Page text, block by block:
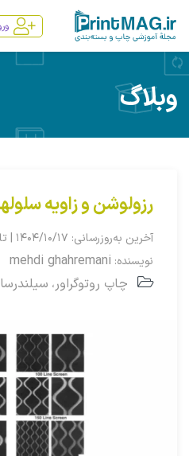
وبلاگ
رزولوشن و زاویه
آخرین به‌روزرسانی: ۱۴۰۴/۱۰/۱۷ | تاریخ انتشار: ۱۴۰۱/۰۳/۱۵
نویسنده: mehdi ghahremani
چاپ روتوگراور،